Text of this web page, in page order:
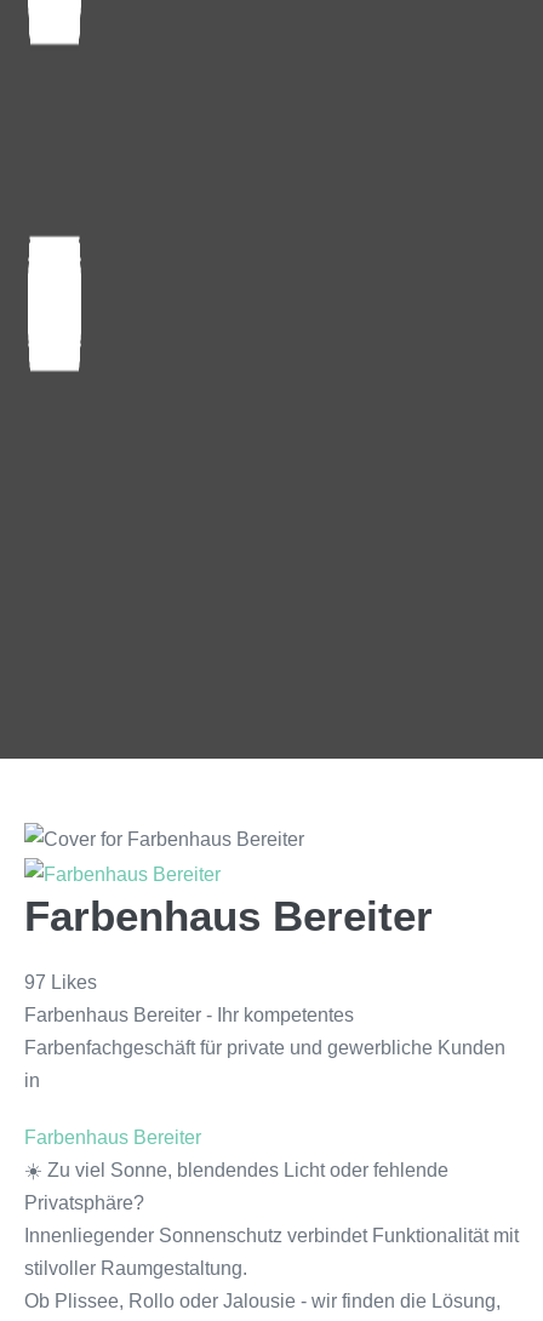
Farbenhaus Bereiter
97 Likes
Farbenhaus Bereiter - Ihr kompetentes
Farbenfachgeschäft für private und gewerbliche Kunden
in
Farbenhaus Bereiter
☀️ Zu viel Sonne, blendendes Licht oder fehlende
Privatsphäre?
Innenliegender Sonnenschutz verbindet Funktionalität mit
stilvoller Raumgestaltung.
Ob Plissee, Rollo oder Jalousie - wir finden die Lösung,